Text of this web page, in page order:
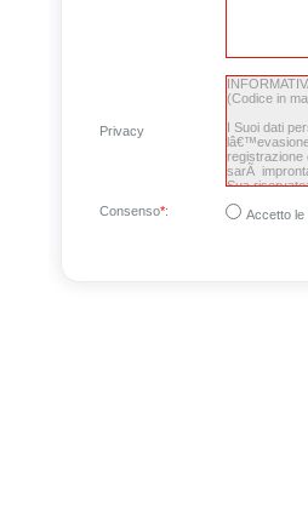
Privacy
Consenso*: Accetto le